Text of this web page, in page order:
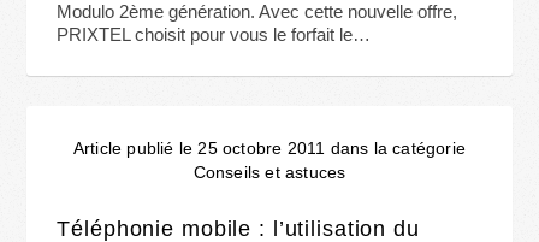
Modulo 2ème génération. Avec cette nouvelle offre,
PRIXTEL choisit pour vous le forfait le…
Article publié le 25 octobre 2011 dans la catégorie
Conseils et astuces
Téléphonie mobile : l’utilisation du